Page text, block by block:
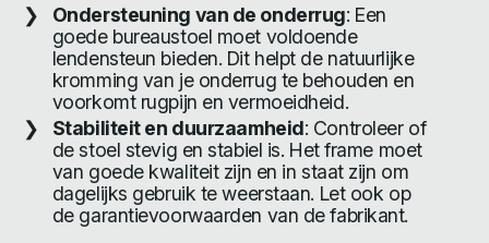
Ondersteuning van de onderrug: Een
goede bureaustoel moet voldoende
lendensteun bieden. Dit helpt de natuurlijke
kromming van je onderrug te behouden en
voorkomt rugpijn en vermoeidheid.
Stabiliteit en duurzaamheid: Controleer of
de stoel stevig en stabiel is. Het frame moet
van goede kwaliteit zijn en in staat zijn om
dagelijks gebruik te weerstaan. Let ook op
de garantievoorwaarden van de fabrikant.